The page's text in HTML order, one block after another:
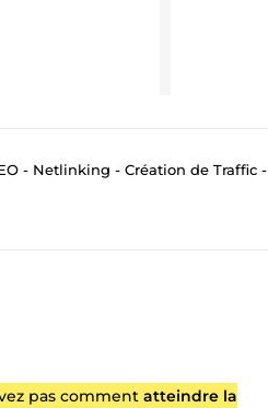
Netlinking - Création de Traffic -
pas comment atteindre la